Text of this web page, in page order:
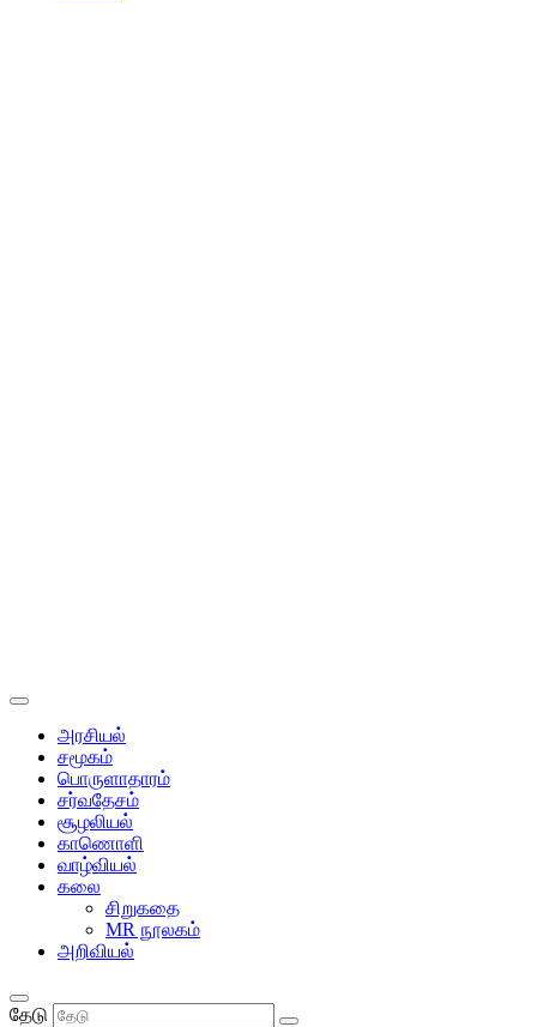
அரசியல்
சமூகம்
பொருளாதாரம்
சர்வதேசம்
சூழலியல்
காணொளி
வாழ்வியல்
கலை
சிறுகதை
MR நூலகம்
அறிவியல்
தேடு